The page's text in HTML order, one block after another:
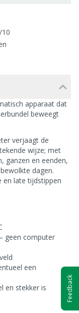
apparaat dat
beweegt
verjaagt de
wijze; met
ganzen en eenden,
dagen.
en late tijdstippen
geen computer
een
en stekker is
Feedback